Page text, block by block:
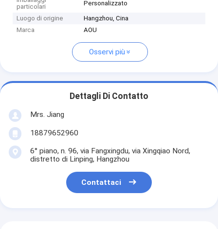
particolari
Personalizzato
Luogo di origine
Hangzhou, Cina
Marca
AOU
Osservi più
Dettagli Di Contatto
Mrs. Jiang
18879652960
6° piano, n. 96, via Fangxingdu, via Xingqiao Nord,
distretto di Linping, Hangzhou
Contattaci